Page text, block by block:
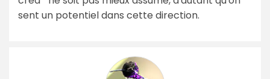
sent un potentiel dans cette direction.